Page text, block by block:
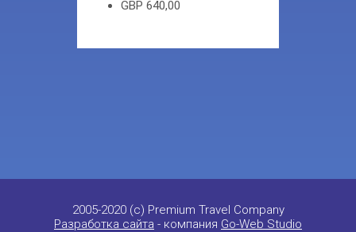
GBP 640,00
2005-2020 (c) Premium Travel Company
Разработка сайта - компания Go-Web Studio